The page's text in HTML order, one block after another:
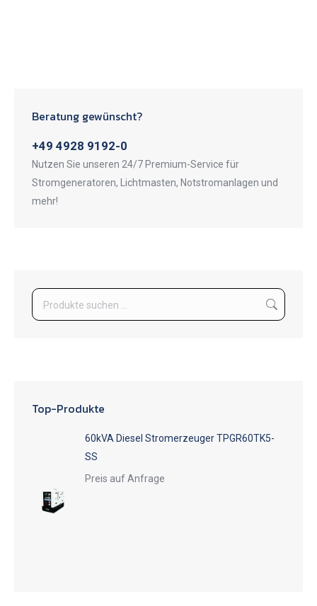
Beratung gewünscht?
+49 4928 9192-0
Nutzen Sie unseren 24/7 Premium-Service für
Stromgeneratoren, Lichtmasten, Notstromanlagen und
mehr!
Top-Produkte
60kVA Diesel Stromerzeuger TPGR60TK5-
SS
Preis auf Anfrage